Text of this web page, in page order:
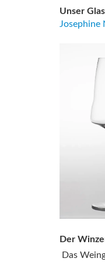
Unser
Josephine
Der
Das